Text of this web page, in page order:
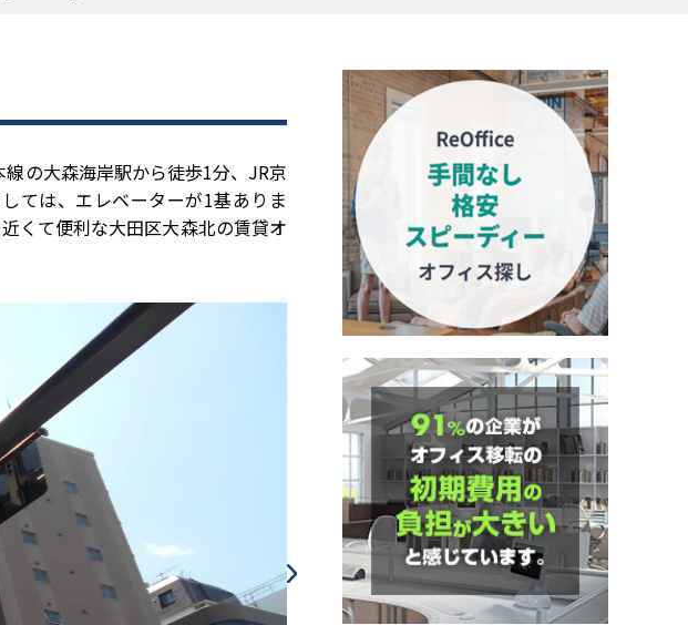
の大森海岸駅から徒歩1分、JR京
ては、エレベーターが1基ありま
くて便利な大田区大森北の賃貸オ